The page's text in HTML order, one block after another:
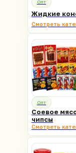
Опт
Жидкие
Смотреть
Опт
Соевое
чипсы
Смотреть